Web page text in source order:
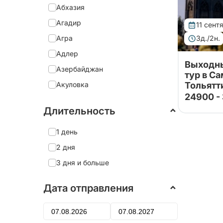
Абхазия
Агадир
Агра
Адлер
Азербайджан
Акуловка
Александро-Невская Лавра
Александров
Александровский дворец
Алеховщина
Алтай
Алушта
Длительность
1 день
2 дня
3 дня и больше
Дата отправления
11
3д./2н.
Тур
тур в
24900 -